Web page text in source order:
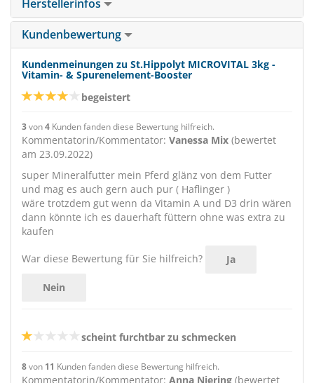
Herstellerinfos
Kundenbewertung
Kundenmeinungen zu St.Hippolyt MICROVITAL 3kg -
Vitamin- & Spurenelement-Booster
begeistert
3von4 Kunden fanden diese Bewertung hilfreich.
Kommentatorin/Kommentator: Vanessa Mix (bewertet
am 23.09.2022)
super Mineralfutter mein Pferd glänz von dem Futter
und mag es auch gern auch pur ( Haflinger )
wäre trotzdem gut wenn da Vitamin A und D3 drin wären
dann könnte ich es dauerhaft füttern ohne was extra zu
kaufen
War diese Bewertung für Sie hilfreich? Ja
Nein
scheint furchtbar zu schmecken
8von 11 Kunden fanden diese Bewertung hilfreich.
Kommentatorin/Kommentator: Anna Niering (bewertet